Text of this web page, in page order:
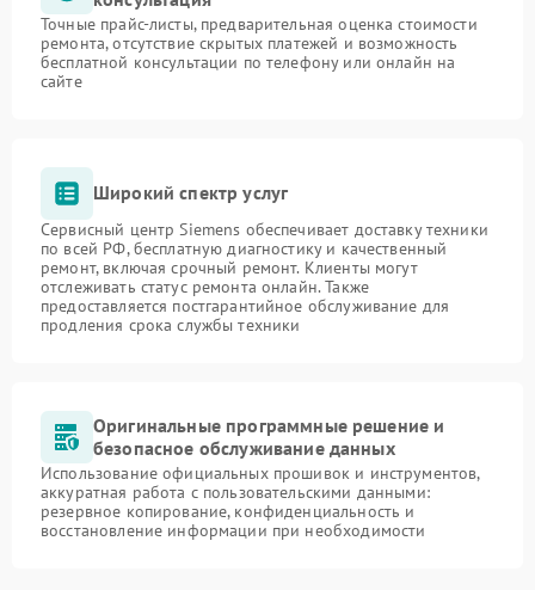
Точные прайс-листы, предварительная оценка стоимости
ремонта, отсутствие скрытых платежей и возможность
бесплатной консультации по телефону или онлайн на
сайте
Широкий спектр услуг
Сервисный центр Siemens обеспечивает доставку техники
по всей РФ, бесплатную диагностику и качественный
ремонт, включая срочный ремонт. Клиенты могут
отслеживать статус ремонта онлайн. Также
предоставляется постгарантийное обслуживание для
продления срока службы техники
Оригинальные программные решение и
безопасное обслуживание данных
Использование официальных прошивок и инструментов,
аккуратная работа с пользовательскими данными:
резервное копирование, конфиденциальность и
восстановление информации при необходимости